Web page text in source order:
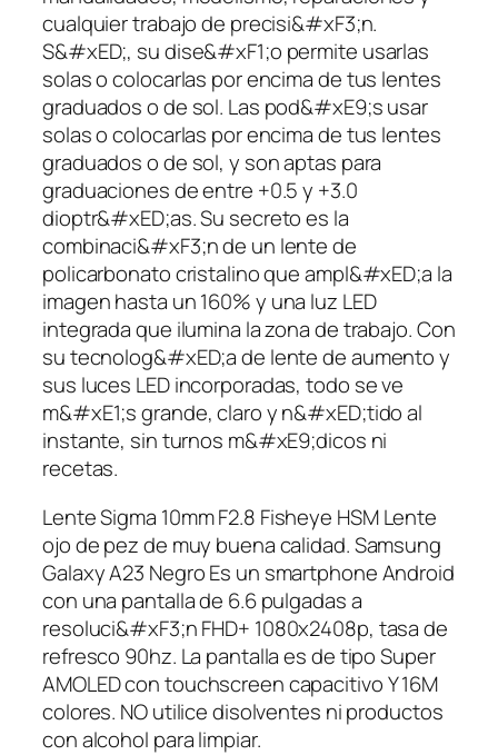
cualquier trabajo de precisi&#xF3;n.
S&#xED;, su dise&#xF1;o permite usarlas
solas o colocarlas por encima de tus lentes
graduados o de sol. Las pod&#xE9;s usar
solas o colocarlas por encima de tus lentes
graduados o de sol, y son aptas para
graduaciones de entre +0.5 y +3.0
dioptr&#xED;as. Su secreto es la
combinaci&#xF3;n de un lente de
policarbonato cristalino que ampl&#xED;a la
imagen hasta un 160% y una luz LED
integrada que ilumina la zona de trabajo. Con
su tecnolog&#xED;a de lente de aumento y
sus luces LED incorporadas, todo se ve
m&#xE1;s grande, claro y n&#xED;tido al
instante, sin turnos m&#xE9;dicos ni
recetas.
Lente Sigma 10mm F2.8 Fisheye HSM Lente
ojo de pez de muy buena calidad. Samsung
Galaxy A23 Negro Es un smartphone Android
con una pantalla de 6.6 pulgadas a
resoluci&#xF3;n FHD+ 1080x2408p, tasa de
refresco 90hz. La pantalla es de tipo Super
AMOLED con touchscreen capacitivo Y 16M
colores. NO utilice disolventes ni productos
con alcohol para limpiar.